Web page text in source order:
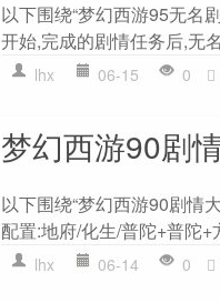
以下围绕“梦幻西游95无名
开始,完成的剧情任务后,无
lhx 06-15 0
梦幻西游90剧
以下围绕“梦幻西游90剧情
配置:地府/化生/普陀+普陀
lhx 06-14 0